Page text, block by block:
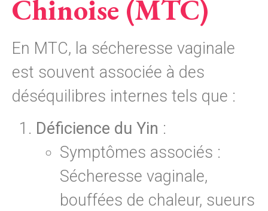
Chinoise (MTC)
En MTC, la sécheresse vaginale
est souvent associée à des
déséquilibres internes tels que :
Déficience du Yin :
Symptômes associés :
Sécheresse vaginale,
bouffées de chaleur, sueurs